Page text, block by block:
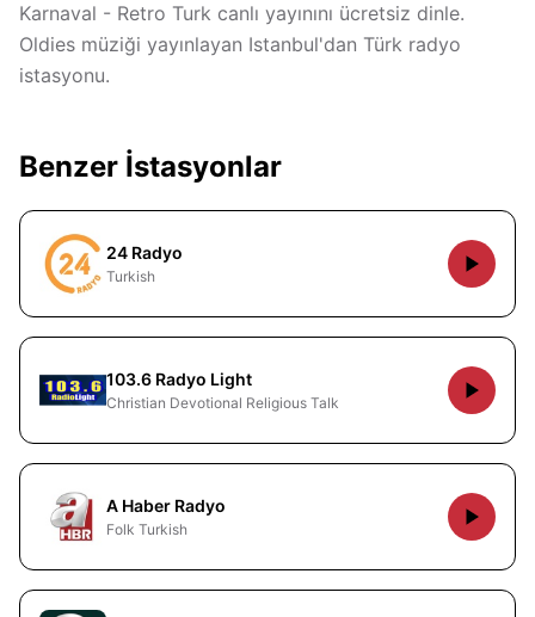
Karnaval - Retro Turk canlı yayınını ücretsiz dinle.
Oldies müziği yayınlayan Istanbul'dan Türk radyo
istasyonu.
Benzer İstasyonlar
24 Radyo
Turkish
103.6 Radyo Light
Christian Devotional Religious Talk
A Haber Radyo
Folk Turkish